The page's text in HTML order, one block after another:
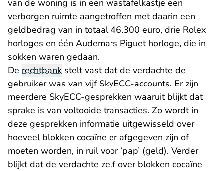
van de woning is in een wastafelkastje een
verborgen ruimte aangetroffen met daarin een
geldbedrag van in totaal 46.300 euro, drie Rolex
horloges en één Audemars Piguet horloge, die in
sokken waren gedaan.
De rechtbank stelt vast dat de verdachte de
gebruiker was van vijf SkyECC-accounts. Er zijn
meerdere SkyECC-gesprekken waaruit blijkt dat
sprake is van voltooide transacties. Zo wordt in
deze gesprekken informatie uitgewisseld over
hoeveel blokken cocaïne er afgegeven zijn of
moeten worden, in ruil voor ‘pap’ (geld). Verder
blijkt dat de verdachte zelf over blokken cocaïne